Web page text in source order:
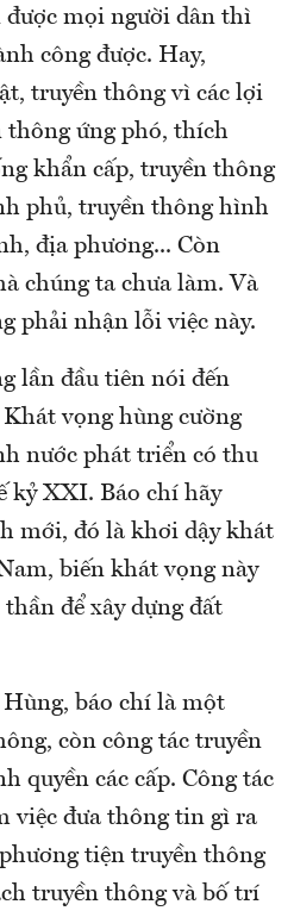
mọi người dân thì
công được. Hay,
truyền thông vì các lợi
thông ứng phó, thích
khẩn cấp, truyền thông
phủ, truyền thông hình
địa phương... Còn
chúng ta chưa làm. Và
phải nhận lỗi việc này.
lần đầu tiên nói đến
vọng hùng cường
nước phát triển có thu
kỷ XXI. Báo chí hãy
mới, đó là khơi dậy khát
biến khát vọng này
để xây dựng đất
báo chí là một
còn công tác truyền
quyền các cấp. Công tác
việc đưa thông tin gì ra
tiện truyền thông
truyền thông và bố trí